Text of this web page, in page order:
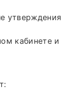
утверждения
кабинете и